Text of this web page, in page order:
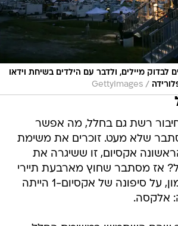
לבדוק מיילים, ולדבר עם הילדים בשיחת וידאו
/
GettyImages
חיבור רשת גם בחלל, מה אפשר
שלא מעט. זוכרים את משימת
אקסיום, זו ששיגרה את
אז מסתבר שחוץ מארבעת תיירי
החלל עתירי הממון, על סיפונה של אקסיום-1 הייתה
אלקסה.